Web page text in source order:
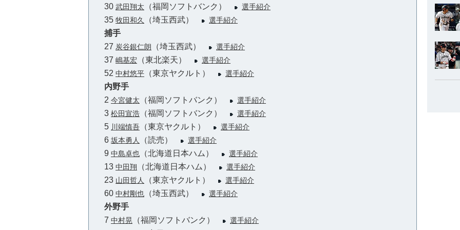
30 武田翔太 （福岡ソフトバンク） 選手紹介
35 牧田和久 （埼玉西武） 選手紹介
捕手
27 炭谷銀仁朗 （埼玉西武） 選手紹介
37 嶋基宏 （東北楽天） 選手紹介
52 中村悠平 （東京ヤクルト） 選手紹介
内野手
2 今宮健太 （福岡ソフトバンク） 選手紹介
3 松田宣浩 （福岡ソフトバンク） 選手紹介
5 川端慎吾 （東京ヤクルト） 選手紹介
6 坂本勇人 （読売） 選手紹介
9 中島卓也 （北海道日本ハム） 選手紹介
13 中田翔 （北海道日本ハム） 選手紹介
23 山田哲人 （東京ヤクルト） 選手紹介
60 中村剛也 （埼玉西武） 選手紹介
外野手
7 中村晃 （福岡ソフトバンク） 選手紹介